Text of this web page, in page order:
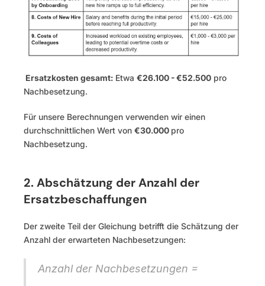
Ersatzkosten gesamt: Etwa €26.100 - €52.500 pro
Nachbesetzung.
Für unsere Berechnungen verwenden wir einen
durchschnittlichen Wert von €30.000 pro
Nachbesetzung.
2. Abschätzung der Anzahl der
Ersatzbeschaffungen
Der zweite Teil der Gleichung betrifft die Schätzung der
Anzahl der erwarteten Nachbesetzungen:
Anzahl der Nachbesetzungen =